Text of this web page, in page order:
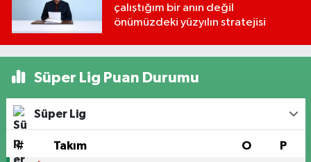
çalıştığım bir anın değil
önümüzdeki yüzyılın stratejisi
Süper Lig Puan Durumu
Süper Lig
# Takım O P